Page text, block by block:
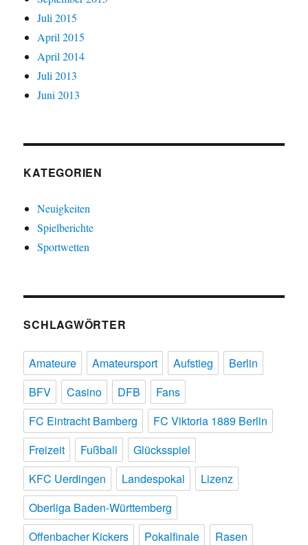
Juli 2015
April 2015
April 2014
Juli 2013
Juni 2013
KATEGORIEN
Neuigkeiten
Spielberichte
Sportwetten
SCHLAGWÖRTER
Amateure Amateursport Aufstieg
Berlin
BFV
Casino DFB
Fans
FC Eintracht Bamberg
FC Viktoria 1889 Berlin
Freizeit
Fußball
Glücksspiel
KFC Uerdingen
Landespokal
Lizenz
Oberliga Baden-Württemberg
Offenbacher Kickers
Pokalfinale
Rasen